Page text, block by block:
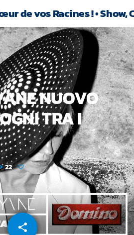
de vos Racines ! •
NUOVO
TRA I
22
share
email